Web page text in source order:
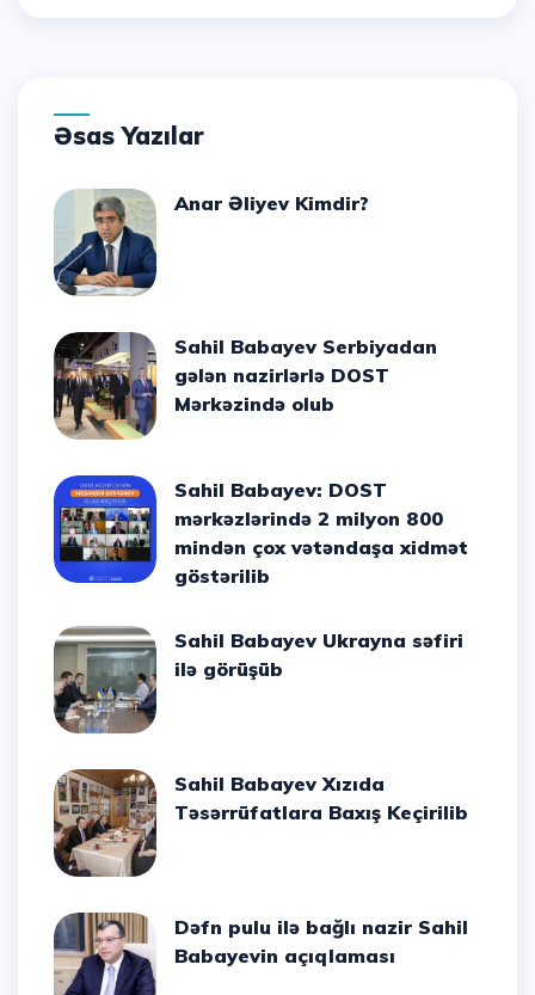
Əsas Yazılar
Anar Əliyev Kimdir?
Sahil Babayev Serbiyadan
gələn nazirlərlə DOST
Mərkəzində olub
Sahil Babayev: DOST
mərkəzlərində 2 milyon 800
mindən çox vətəndaşa xidmət
göstərilib
Sahil Babayev Ukrayna səfiri
ilə görüşüb
Sahil Babayev Xızıda
Təsərrüfatlara Baxış Keçirilib
Dəfn pulu ilə bağlı nazir Sahil
Babayevin açıqlaması